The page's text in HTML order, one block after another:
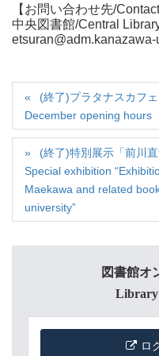
【お問い合わせ先/Contact
中央図書館/Central
etsuran@adm.kanazawa-
(終了)プラタナスカフ
December opening hours
(終了)特別展示「前川
Special exhibition
Maekawa and related
university”
図書館オ
Library
ロ